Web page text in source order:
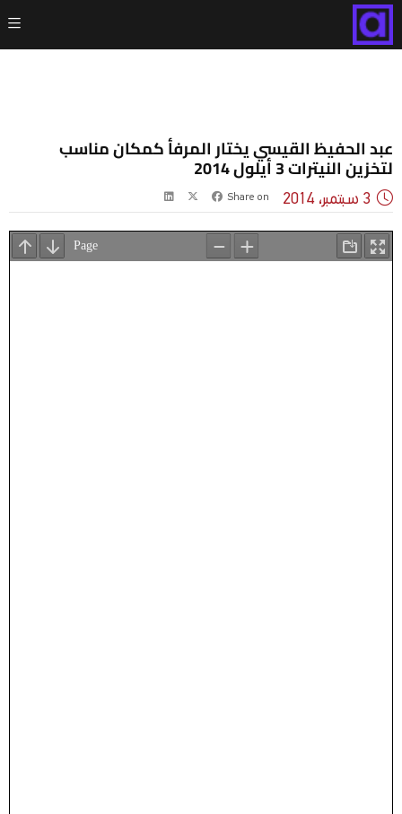
عبد الحفيظ القيسي يختار المرفأ كمكان مناسب
لتخزين النيترات 3 أيلول 2014
Share on